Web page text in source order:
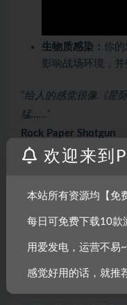
生物质感染： 你
影响战场环境，并
“给人的感觉很像《星
猛……”
Rock Paper Shotgun
“换句话说，这款游戏
WCCFTech
成人内容描述
欢迎来到
本站所有资源均【免
每日可免费下载10款
用爱发电，运营不易~
感觉好用的话，就推